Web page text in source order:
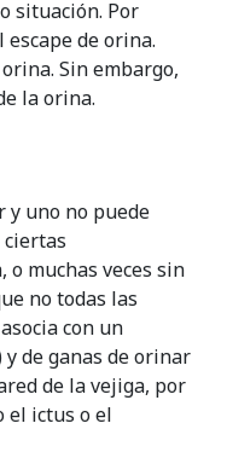
situación. Por
de orina.
Sin embargo,
la orina.
y uno no puede
muchas veces sin
no todas las
con un
de ganas de orinar
de la vejiga, por
el ictus o el